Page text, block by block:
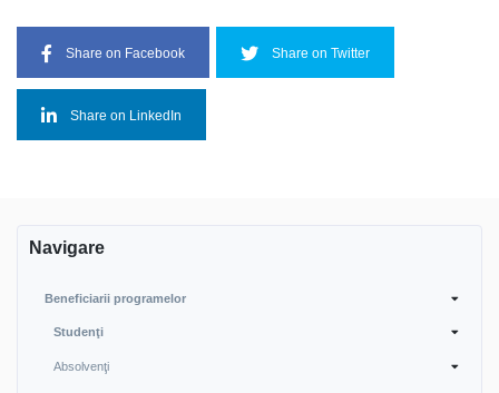
Share on Facebook Share on Twitter
Share on LinkedIn
Navigare
Beneficiarii programelor
Studenţi
Absolvenţi